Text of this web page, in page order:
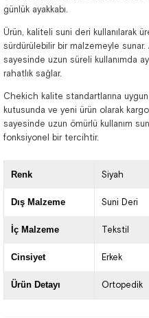
günlük ayakkabı.
Ürün, kaliteli suni deri kullanılarak
sürdürülebilir bir malzemeyle sunar.
sayesinde uzun süreli kullanımda
rahatlık sağlar.
Chekich kalite standartlarına
kutusunda ve yeni ürün olarak
sayesinde uzun ömürlü kullanım
fonksiyonel bir tercihtir.
Renk Siyah
Dış Malzeme Suni Deri
İç Malzeme Tekstil
Cinsiyet Erkek
Ürün Detayı Ortopedik